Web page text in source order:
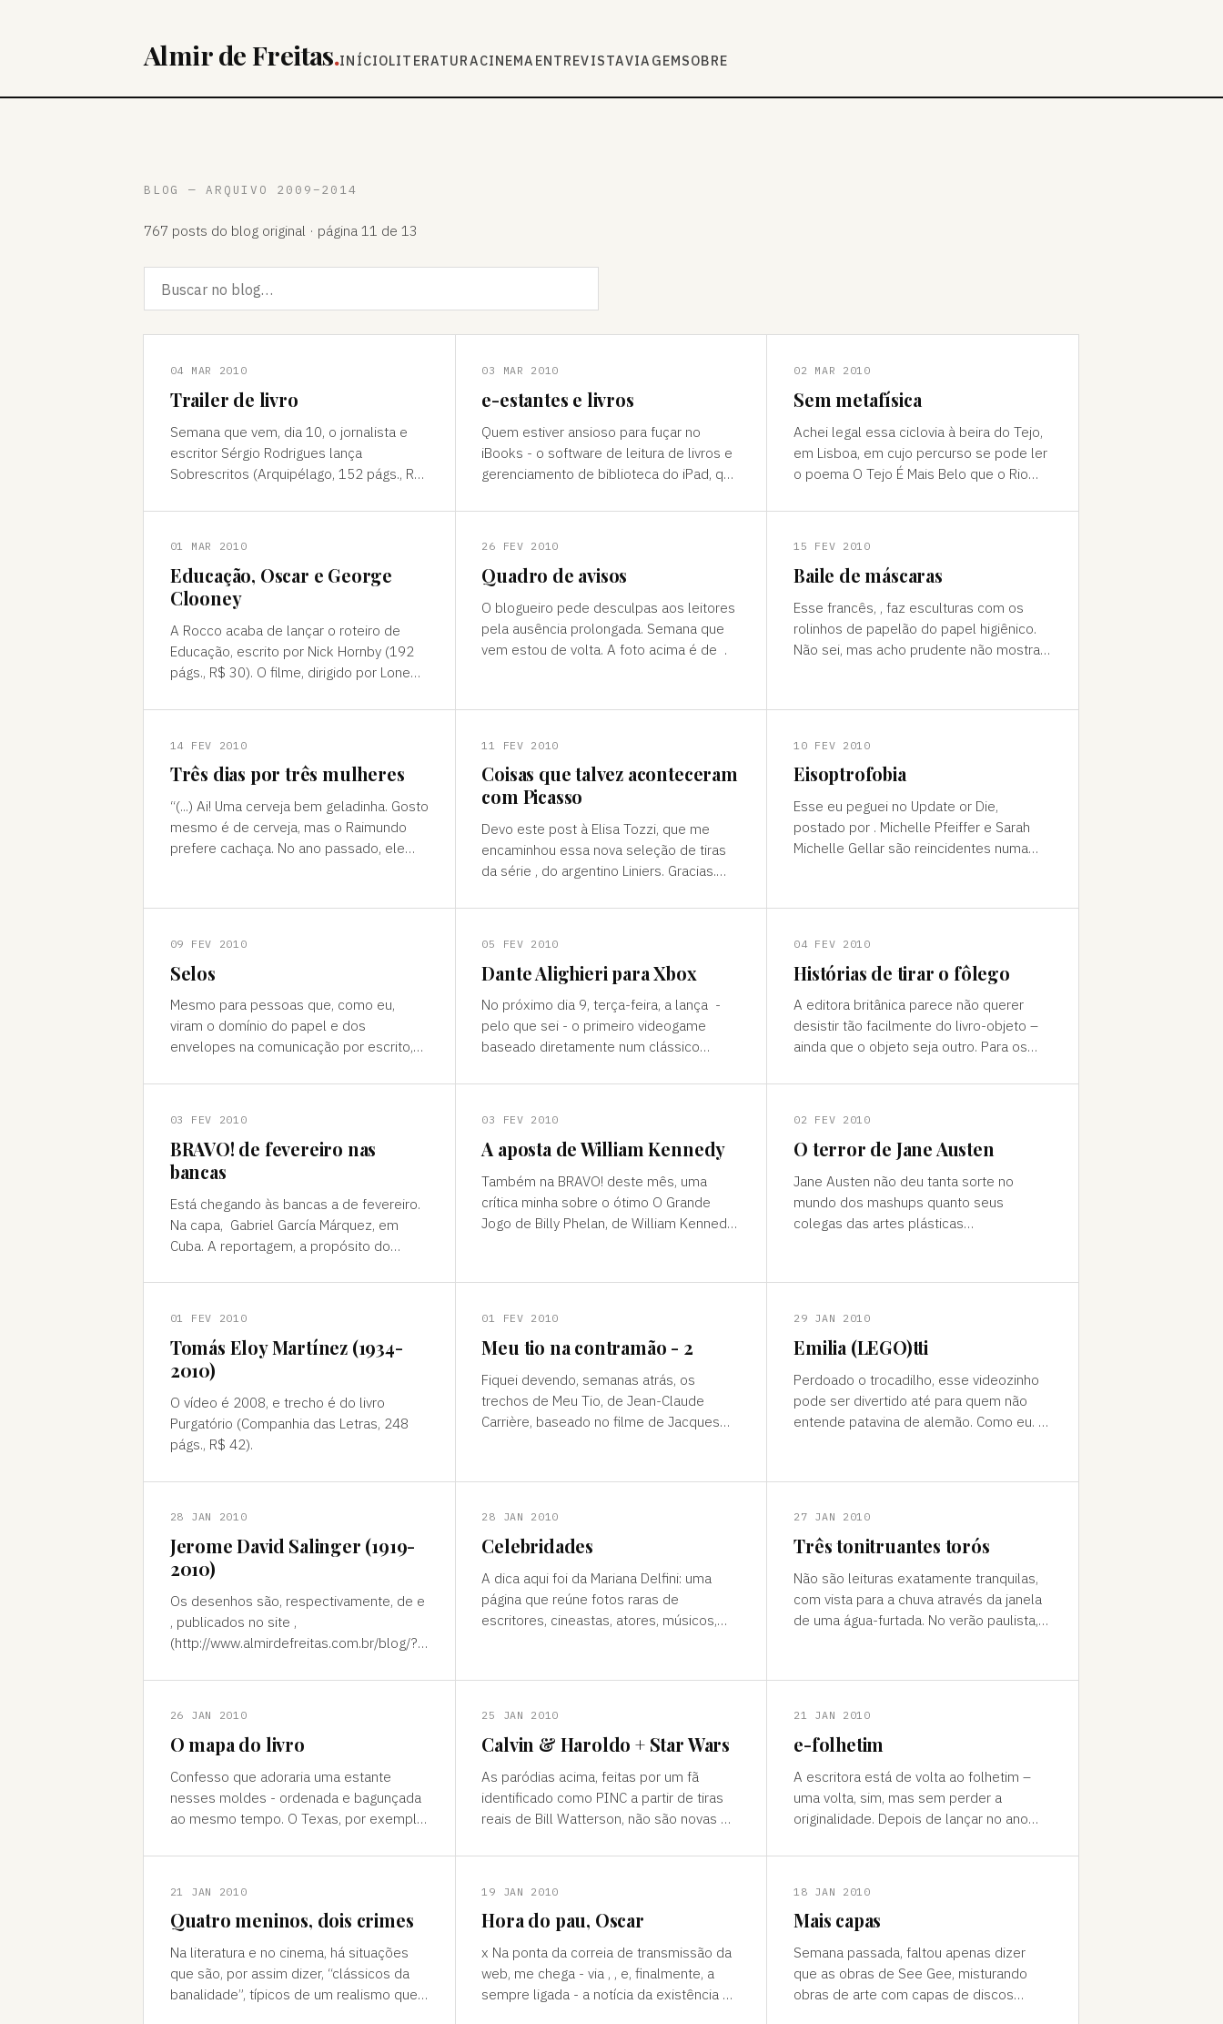
Almir de Freitas.INÍCIOLITERATURACINEMA ENTREVISTAVIAGEMSOBRE
BLOG — ARQUIVO 2009–2014
767 posts do blog original · página 11 de 13
04 MAR 2010
Trailer de livro
Semana que vem, dia 10, o jornalista e
escritor Sérgio Rodrigues lança
Sobrescritos (Arquipélago, 152 págs., R$
inicialmente em seu blog, o (h
03 MAR 2010
e-estantes e livros
Quem estiver ansioso para fuçar no
iBooks - o software de leitura de livros e
gerenciamento de biblioteca do iPad, que
a vontade com pelo me
02 MAR 2010
Sem metafísica
Achei legal essa ciclovia à beira do Tejo,
em Lisboa, em cujo percurso se pode ler
o poema O Tejo É Mais Belo que o Rio
Caeiro, o heterônimo
01 MAR 2010
Educação, Oscar e George
Clooney
A Rocco acaba de lançar o roteiro de
Educação, escrito por Nick Hornby (192
págs., R$ 30). O filme, dirigido por Lone
seus momentos. Há bons pe
26 FEV 2010
Quadro de avisos
O blogueiro pede desculpas aos leitores
pela ausência prolongada. Semana que
vem estou de volta. A foto acima é de .
15 FEV 2010
Baile de máscaras
Esse francês, , faz esculturas com os
rolinhos de papelão do papel higiênico.
Não sei, mas acho prudente não mostrar
14 FEV 2010
Três dias por três mulheres
“(...) Ai! Uma cerveja bem geladinha. Gosto
mesmo é de cerveja, mas o Raimundo
prefere cachaça. No ano passado, ele
11 FEV 2010
Coisas que talvez aconteceram
com Picasso
Devo este post à Elisa Tozzi, que me
encaminhou essa nova seleção de tiras
da série , do argentino Liniers. Gracias.
(http://www.almirdefreita
10 FEV 2010
Eisoptrofobia
Esse eu peguei no Update or Die,
postado por . Michelle Pfeiffer e Sarah
Michelle Gellar são reincidentes numa
09 FEV 2010
Selos
Mesmo para pessoas que, como eu,
viram o domínio do papel e dos
envelopes na comunicação por escrito,
pertencentes a uma era indefinidamente
05 FEV 2010
Dante Alighieri para Xbox
No próximo dia 9, terça-feira, a lança -
pelo que sei - o primeiro videogame
baseado diretamente num clássico
roteiristas tomaram as m
04 FEV 2010
Histórias de tirar o fôlego
A editora britânica parece não querer
desistir tão facilmente do livro-objeto –
ainda que o objeto seja outro. Para os
fumantes nostálgicos), l
03 FEV 2010
BRAVO! de fevereiro nas
bancas
Está chegando às bancas a de fevereiro.
Na capa, Gabriel García Márquez, em
Cuba. A reportagem, a propósito do
colombiano, discute o apoio de escri
03 FEV 2010
A aposta de William Kennedy
Também na BRAVO! deste mês, uma
crítica minha sobre o ótimo O Grande
Jogo de Billy Phelan, de William Kennedy
02 FEV 2010
O terror de Jane Austen
Jane Austen não deu tanta sorte no
mundo dos mashups quanto seus
colegas das artes plásticas
imitando edi
01 FEV 2010
Tomás Eloy Martínez (1934-
2010)
O vídeo é 2008, e trecho é do livro
Purgatório (Companhia das Letras, 248
págs., R$ 42).
01 FEV 2010
Meu tio na contramão - 2
Fiquei devendo, semanas atrás, os
trechos de Meu Tio, de Jean-Claude
Carrière, baseado no filme de Jacques
p=2185)) do de
29 JAN 2010
Emilia (LEGO)tti
Perdoado o trocadilho, esse videozinho
pode ser divertido até para quem não
entende patavina de alemão. Como eu. A
28 JAN 2010
Jerome David Salinger (1919-
2010)
Os desenhos são, respectivamente, de e
, publicados no site ,
(http://www.almirdefreitas.com.br/blog/?
Moreserome David Salinger
28 JAN 2010
Celebridades
A dica aqui foi da Mariana Delfini: uma
página que reúne fotos raras de
escritores, cineastas, atores, músicos,
27 JAN 2010
Três tonitruantes torós
Não são leituras exatamente tranquilas,
com vista para a chuva através da janela
de uma água-furtada. No verão paulista,
26 JAN 2010
O mapa do livro
Confesso que adoraria uma estante
nesses moldes - ordenada e bagunçada
ao mesmo tempo. O Texas, por exemplo,
desmoronará. Ideal para livros, d
25 JAN 2010
Calvin & Haroldo + Star Wars
As paródias acima, feitas por um fã
identificado como PINC a partir de tiras
reais de Bill Watterson, não são novas —
valia a pena postá-las
21 JAN 2010
e-folhetim
A escritora está de volta ao folhetim –
uma volta, sim, mas sem perder a
originalidade. Depois de lançar no ano
Cachorro e Porcos Abatidos (Record,
21 JAN 2010
Quatro meninos, dois crimes
Na literatura e no cinema, há situações
que são, por assim dizer, “clássicos da
banalidade”, típicos de um realismo que
19 JAN 2010
Hora do pau, Oscar
x Na ponta da correia de transmissão da
web, me chega - via , , e, finalmente, a
sempre ligada - a notícia da existência do
18 JAN 2010
Mais capas
Semana passada, faltou apenas dizer
que as obras de See Gee, misturando
obras de arte com capas de discos